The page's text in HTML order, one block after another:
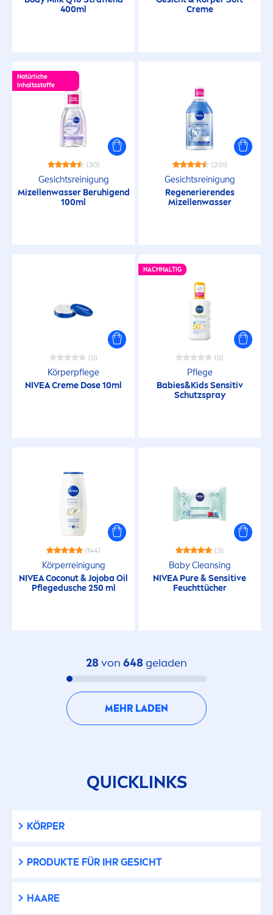
Anti-Transpirant-Schutz
Anti-Unreinheiten
Atmungsaktiv
augenärztlich getestet
Beruhigend
Biologisch Abbaubare Formel
Definierte Locken
Energiespendend
Erfrischend
extra wasserfest
Farbschutz
Farbstofffrei
Frei von Mineralölen
für Kinder geeignet
für Kinder und Babys geeignet
für langanhaltende Bräune
400ml
Creme
Natürliche
Inhaltsstoffe
(30)
Gesichtsreinigung
Mizellenwasser Beruhigend
100ml
(201)
Gesichtsreinigung
Regenerierendes
Mizellenwasser
(0)
Körperpflege
NIVEACreme Dose 10ml
NACHHALTIG
(0)
Pflege
Babies&Kids Sensitiv
Schutzspray
(144)
Körperreinigung
NIVEACoconut & Jojoba Oil
Pflegedusche 250 ml
(3)
Baby Cleansing
NIVEA Pure&Sensitive
Feuchttücher
28 von 648 geladen
MEHR LADEN
QUICKLINKS
KÖRPER
PRODUKTE FÜR IHR GESICHT
HAARE